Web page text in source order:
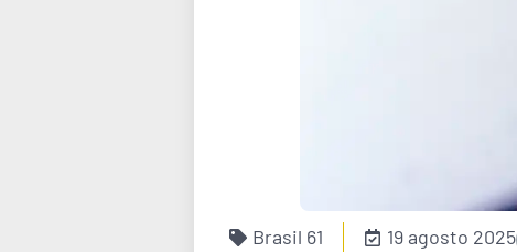
Brasil 61 19 agosto 2025